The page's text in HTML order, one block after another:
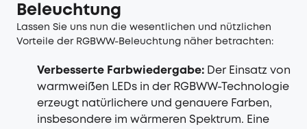
Beleuchtung
Lassen Sie uns nun die wesentlichen und nützlichen
Vorteile der RGBWW-Beleuchtung näher betrachten:
Verbesserte Farbwiedergabe: Der Einsatz von
warmweißen LEDs in der RGBWW-Technologie
erzeugt natürlichere und genauere Farben,
insbesondere im wärmeren Spektrum. Eine